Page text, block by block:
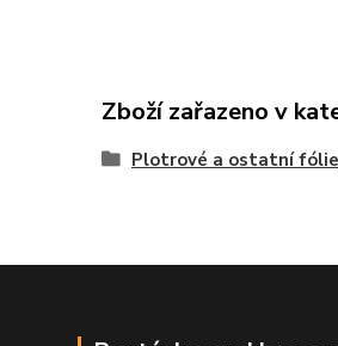
Zboží zařazeno v
Plotrové a ostatní fólie